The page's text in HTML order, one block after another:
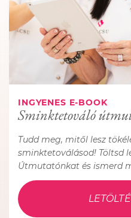
INGYENES E-BOOK
Sminktetováló
Tudd meg, mitől lesz
sminktetoválásod! Töltsd
Útmutatónkat és ismerd